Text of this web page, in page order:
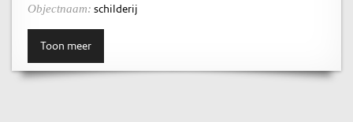
Objectnaam: schilderij
Toon meer